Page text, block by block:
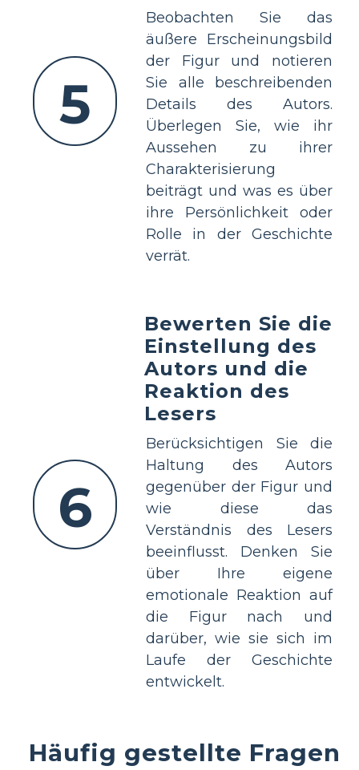
5
Beobachten Sie das
äußere Erscheinungsbild
der Figur und notieren
Sie alle beschreibenden
Details des Autors.
Überlegen Sie, wie ihr
Aussehen zu ihrer
Charakterisierung
beiträgt und was es über
ihre Persönlichkeit oder
Rolle in der Geschichte
verrät.
6
Bewerten Sie die
Einstellung des
Autors und die
Reaktion des
Lesers
Berücksichtigen Sie die
Haltung des Autors
gegenüber der Figur und
wie diese das
Verständnis des Lesers
beeinflusst. Denken Sie
über Ihre eigene
emotionale Reaktion auf
die Figur nach und
darüber, wie sie sich im
Laufe der Geschichte
entwickelt.
Häufig gestellte Fragen